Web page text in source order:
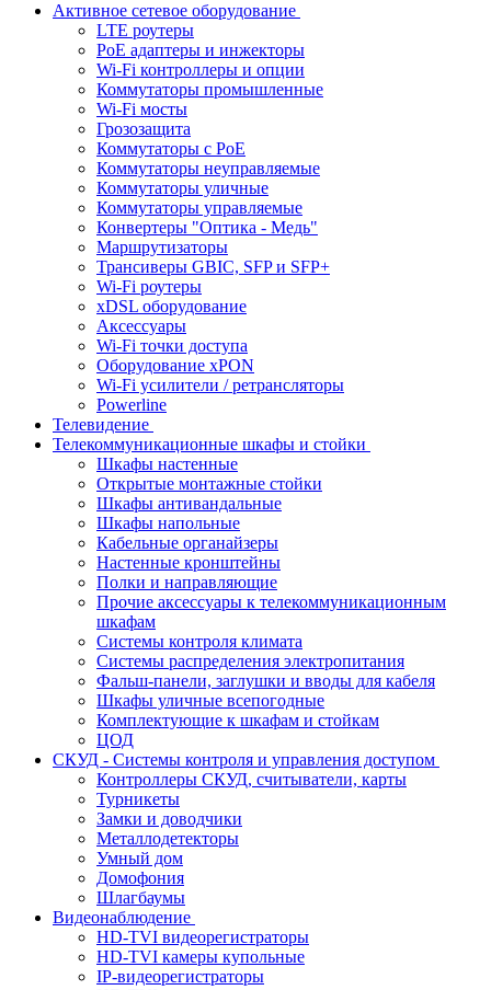
Активное сетевое оборудование
LTE роутеры
PoE адаптеры и инжекторы
Wi-Fi контроллеры и опции
Коммутаторы промышленные
Wi-Fi мосты
Грозозащита
Коммутаторы c PoE
Коммутаторы неуправляемые
Коммутаторы уличные
Коммутаторы управляемые
Конвертеры "Оптика - Медь"
Маршрутизаторы
Трансиверы GBIC, SFP и SFP+
Wi-Fi роутеры
xDSL оборудование
Аксессуары
Wi-Fi точки доступа
Оборудование хPON
Wi-Fi усилители / ретрансляторы
Powerline
Телевидение
Телекоммуникационные шкафы и стойки
Шкафы настенные
Открытые монтажные стойки
Шкафы антивандальные
Шкафы напольные
Кабельные органайзеры
Настенные кронштейны
Полки и направляющие
Прочие аксессуары к телекоммуникационным
шкафам
Системы контроля климата
Системы распределения электропитания
Фальш-панели, заглушки и вводы для кабеля
Шкафы уличные всепогодные
Комплектующие к шкафам и стойкам
ЦОД
СКУД - Системы контроля и управления доступом
Контроллеры СКУД, считыватели, карты
Турникеты
Замки и доводчики
Металлодетекторы
Умный дом
Домофония
Шлагбаумы
Видеонаблюдение
HD-TVI видеорегистраторы
HD-TVI камеры купольные
IP-видеорегистраторы